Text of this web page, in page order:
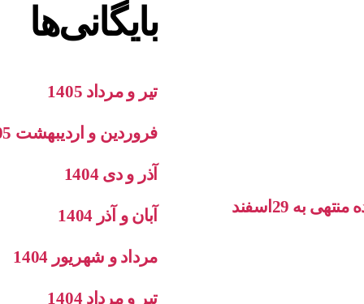
صورتهای مالی تلفیقی و جداگانه حسابرسی شده منتهی به 29اسفند
بایگانی‌ها
تیر و مرداد 1405
فروردین و اردیبهشت 1405
آذر و دی 1404
آبان و آذر 1404
مرداد و شهریور 1404
تیر و مرداد 1404